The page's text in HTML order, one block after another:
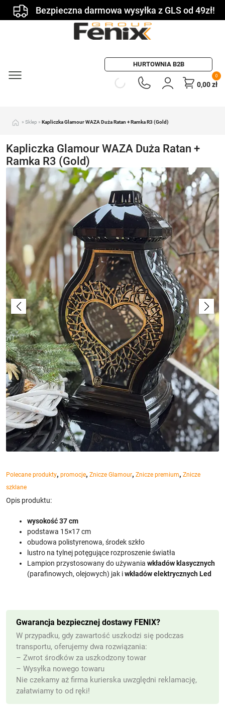
Bezpieczna darmowa wysyłka z GLS od 49zł!
HURTOWNIA B2B
0
0,00zł
» Sklep » Kapliczka Glamour WAZA Duża Ratan + Ramka R3 (Gold)
Kapliczka Glamour WAZA Duża Ratan +
Ramka R3 (Gold)
Polecane produkty, promocje, Znicze Glamour, Znicze premium, Znicze
szklane
Opis produktu:
wysokość 37 cm
podstawa 15×17 cm
obudowa polistyrenowa, środek szkło
lustro na tylnej potęgujące rozproszenie światła
Lampion przystosowany do używania wkładów klasycznych
(parafinowych, olejowych) jak iwkładów elektrycznych Led
Gwarancja bezpiecznej dostawy FENIX?
W przypadku, gdy zawartość uszkodzi się podczas
transportu, oferujemy dwa rozwiązania:
– Zwrot środków za uszkodzony towar
– Wysyłka nowego towaru
Nie czekamy aż firma kurierska uwzględni reklamację,
załatwiamy to od ręki!